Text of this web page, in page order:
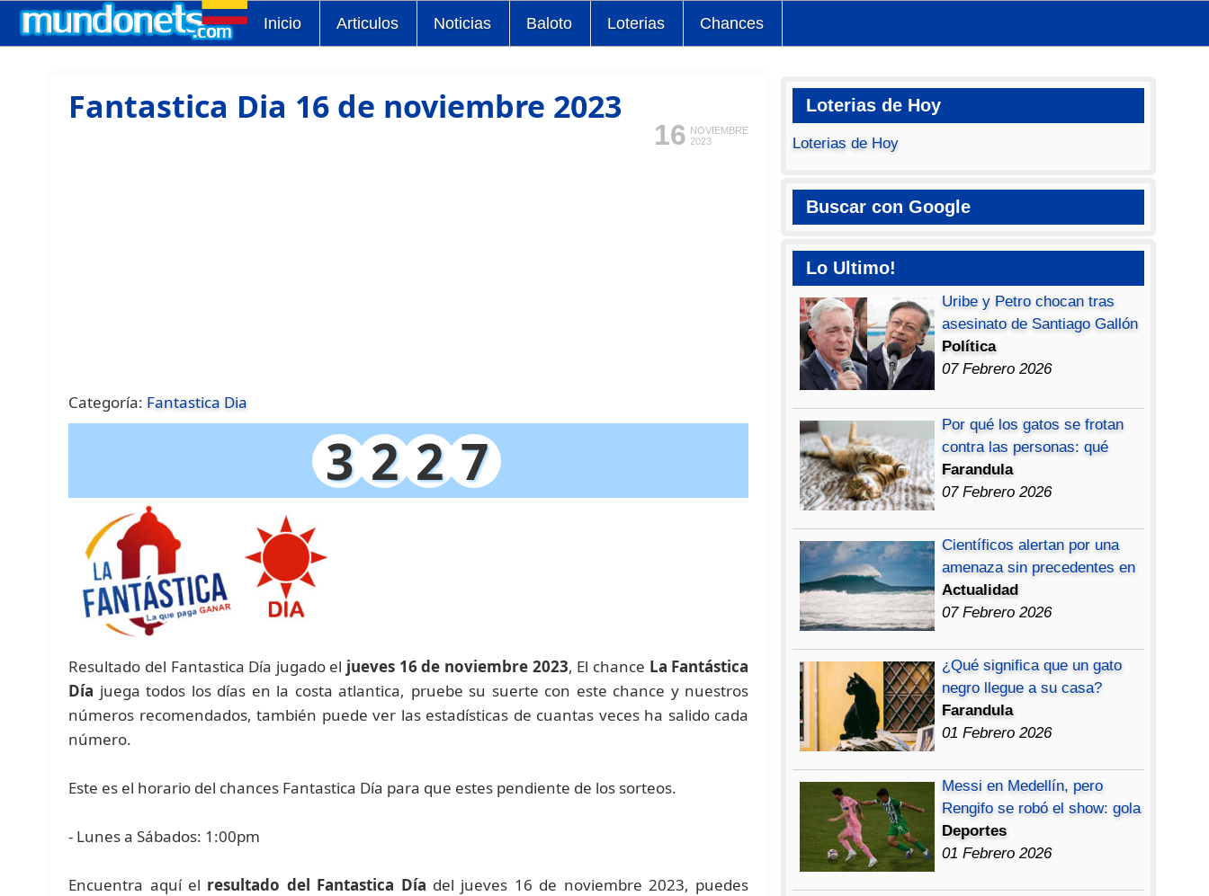
Inicio Articulos Noticias Baloto Loterias Chances
Fantastica Dia 16 de noviembre 2023
16 NOVIEMBRE
2023
Categoría: Fantastica Dia
3 2 2 7
Resultado del Fantastica Día jugado el jueves 16 de noviembre 2023, El chance La Fantástica
Día juega todos los días en la costa atlantica, pruebe su suerte con este chance y nuestros
números recomendados, también puede ver las estadísticas de cuantas veces ha salido cada
número.
Este es el horario del chances Fantastica Día para que estes pendiente de los sorteos.
- Lunes a Sábados: 1:00pm
Encuentra aquí el resultado del Fantastica Día del jueves 16 de noviembre 2023, puedes
Loterias de Hoy
Loterias de Hoy
Buscar con Google
Lo Ultimo!
Uribe y Petro chocan tras
asesinato de Santiago Gallón
Política
07 Febrero 2026
Por qué los gatos se frotan
contra las personas: qué
Farandula
07 Febrero 2026
Científicos alertan por una
amenaza sin precedentes en
Actualidad
07 Febrero 2026
¿Qué significa que un gato
negro llegue a su casa?
Farandula
01 Febrero 2026
Messi en Medellín, pero
Rengifo se robó el show: gola
Deportes
01 Febrero 2026